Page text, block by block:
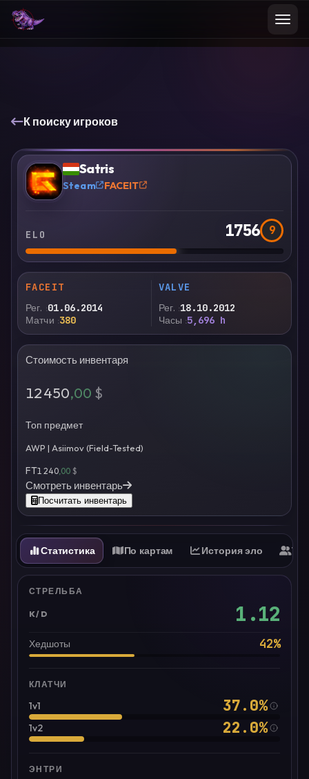
К поиску игроков
? Satris
Steam FACEIT
ELO 1756 9
FACEIT
Рег. 01.06.2014
Матчи 380
VALVE
Рег. 18.10.2012
Часы 5,696 h
Стоимость инвентаря
12 450,00 $
Топ предмет
AWP | Asiimov (Field-Tested)
FT1 240 ,00 $
Смотреть инвентарь
Посчитать инвентарь
Статистика По картам История эло
СТРЕЛЬБА
K/D 1.12
Хедшоты 42%
КЛАТЧИ
1v1 37.0%
1v2 22.0%
ЭНТРИ